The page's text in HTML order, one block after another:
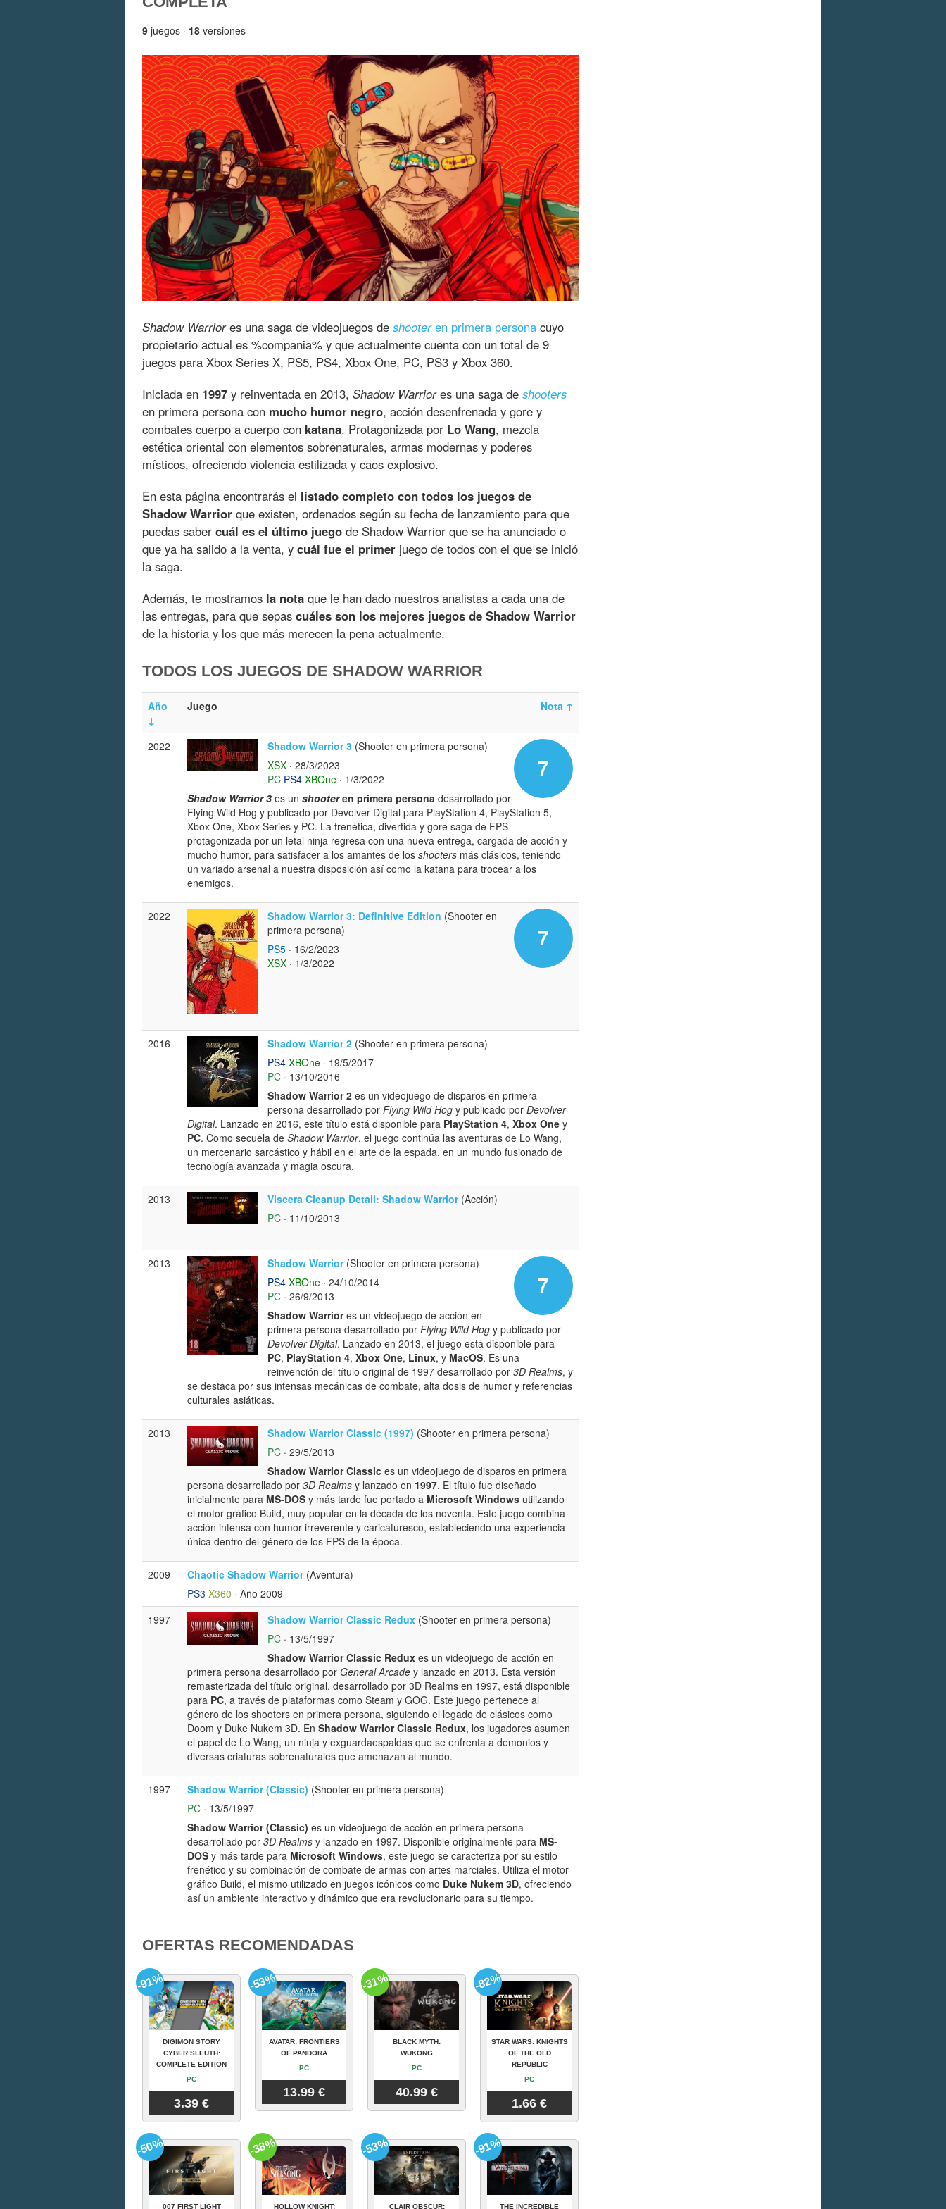
9 juegos · 18 versiones
Shadow Warriores una saga de videojuegos de shooteren primera persona cuyo
propietario actual es %compania% y que actualmente cuenta con un total de 9
juegos para Xbox Series X, PS5, PS4, Xbox One, PC, PS3 y Xbox 360.
Iniciada en 1997 y reinventada en 2013, Shadow Warriores una saga de shooters
en primera persona con mucho humor negro, acción desenfrenada y gore y
combates cuerpo a cuerpo con katana. Protagonizada por Lo Wang, mezcla
estética oriental con elementos sobrenaturales, armas modernas y poderes
místicos, ofreciendo violencia estilizada y caos explosivo.
En esta página encontrarás el listado completo con todos los juegos de
Shadow Warrior que existen, ordenados según su fecha de lanzamiento para que
puedas saber cuál es el último juego de Shadow Warrior que se ha anunciado o
que ya ha salido a la venta, y cuál fue el primer juego de todos con el que se inició
la saga.
Además, te mostramos la nota que le han dado nuestros analistas a cada una de
las entregas, para que sepas cuáles son los mejores juegos de Shadow Warrior
de la historia y los que más merecen la pena actualmente.
TODOS LOS JUEGOS DE SHADOW WARRIOR
Año
↓
Nota ↑
Juego
2022
7
Shadow Warrior 3 (Shooter en primera persona)
XSX · 28/3/2023
PC PS4 XBOne · 1/3/2022
Shadow Warrior 3 es un shooteren primera persona desarrollado por
Flying Wild Hog y publicado por Devolver Digital para PlayStation 4, PlayStation 5,
Xbox One, Xbox Series y PC. La frenética, divertida y gore saga de FPS
protagonizada por un letal ninja regresa con una nueva entrega, cargada de acción y
mucho humor, para satisfacer a los amantes de los shooters más clásicos, teniendo
un variado arsenal a nuestra disposición así como la katana para trocear a los
enemigos.
2022
7
Shadow Warrior 3: Definitive Edition (Shooter en
primera persona)
PS5 · 16/2/2023
XSX · 1/3/2022
2016 Shadow Warrior 2 (Shooter en primera persona)
PS4 XBOne · 19/5/2017
PC · 13/10/2016
Shadow Warrior 2 es un videojuego de disparos en primera
persona desarrollado por Flying Wild Hog y publicado por Devolver
Digital. Lanzado en 2016, este título está disponible para PlayStation 4, Xbox One y
PC. Como secuela de Shadow Warrior, el juego continúa las aventuras de Lo Wang,
un mercenario sarcástico y hábil en el arte de la espada, en un mundo fusionado de
tecnología avanzada y magia oscura.
2013 Viscera Cleanup Detail: Shadow Warrior(Acción)
PC · 11/10/2013
2013
7
Shadow Warrior(Shooter en primera persona)
PS4 XBOne · 24/10/2014
PC · 26/9/2013
Shadow Warriores un videojuego de acción en
primera persona desarrollado por Flying Wild Hog y publicado por
Devolver Digital. Lanzado en 2013, el juego está disponible para
PC, PlayStation 4, Xbox One, Linux, y MacOS. Es una
reinvención del título original de 1997 desarrollado por 3D Realms, y
se destaca por sus intensas mecánicas de combate, alta dosis de humor y referencias
culturales asiáticas.
2013 Shadow Warrior Classic (1997) (Shooter en primera persona)
PC · 29/5/2013
Shadow Warrior Classic es un videojuego de disparos en primera
persona desarrollado por 3D Realms y lanzado en 1997. El título fue diseñado
inicialmente para MS-DOS y más tarde fue portado a Microsoft Windows utilizando
el motor gráfico Build, muy popular en la década de los noventa. Este juego combina
acción intensa con humor irreverente y caricaturesco, estableciendo una experiencia
única dentro del género de los FPS de la época.
2009 Chaotic Shadow Warrior(Aventura)
PS3 X360 · Año 2009
1997
Shadow Warrior Classic Redux (Shooter en primera persona)
PC · 13/5/1997
Shadow Warrior Classic Redux es un videojuego de acción en
primera persona desarrollado por General Arcade y lanzado en 2013. Esta versión
remasterizada del título original, desarrollado por 3D Realms en 1997, está disponible
para PC, a través de plataformas como Steam y GOG. Este juego pertenece al
género de los shooters en primera persona, siguiendo el legado de clásicos como
Doom y Duke Nukem 3D. En Shadow Warrior Classic Redux, los jugadores asumen
el papel de Lo Wang, un ninja y exguardaespaldas que se enfrenta a demonios y
diversas criaturas sobrenaturales que amenazan al mundo.
1997 Shadow Warrior (Classic) (Shooter en primera persona)
PC · 13/5/1997
Shadow Warrior (Classic) es un videojuego de acción en primera persona
desarrollado por 3D Realms y lanzado en 1997. Disponible originalmente para MS-
DOS y más tarde para Microsoft Windows, este juego se caracteriza por su estilo
frenético y su combinación de combate de armas con artes marciales. Utiliza el motor
gráfico Build, el mismo utilizado en juegos icónicos como Duke Nukem 3D, ofreciendo
así un ambiente interactivo y dinámico que era revolucionario para su tiempo.
OFERTAS RECOMENDADAS
DIGIMON STORY
CYBER SLEUTH:
COMPLETE EDITION
PC
3.39 €
-91%
AVATAR: FRONTIERS
OF PANDORA
PC
13.99 €
-53%
BLACK MYTH:
WUKONG
PC
40.99 €
-31%
STAR WARS: KNIGHTS
OF THE OLD
REPUBLIC
PC
1.66 €
-82%
007 FIRST LIGHT
-50%
HOLLOW KNIGHT:
-38%
CLAIR OBSCUR:
-53%
THE INCREDIBLE
-91%